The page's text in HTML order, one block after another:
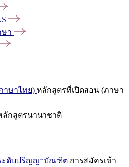
ษา
าษาไทย) หลักสูตรที่เปิดสอน (ภาษา
ลักสูตรนานาชาติ
ะดับปริญญาบัณฑิต การสมัครเข้า